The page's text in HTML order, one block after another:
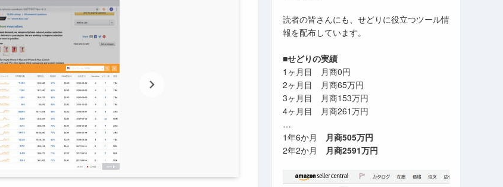
読者の皆さんにも、せどりに役立つツール情
報を配布しています。
■せどりの実績
1ヶ月目 月商0円
2ヶ月目 月商65万円
3ヶ月目 月商153万円
4ヶ月目 月商261万円
…
1年6か月 月商505万円
2年2か月 月商2591万円